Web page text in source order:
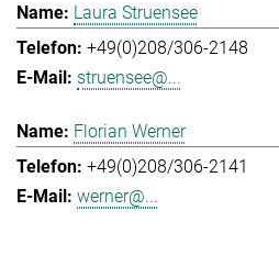
Laura Struensee
+49(0)208/306-2148
struensee@...
Florian Werner
+49(0)208/306-2141
werner@...